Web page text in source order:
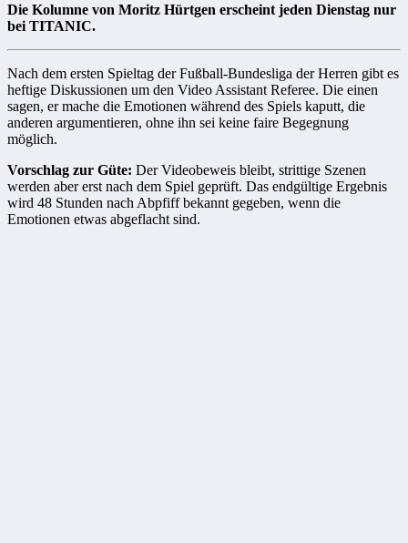
Die Kolumne von Moritz Hürtgen erscheint jeden Dienstag nur
bei TITANIC.
Nach dem ersten Spieltag der Fußball-Bundesliga der Herren gibt es
heftige Diskussionen um den Video Assistant Referee. Die einen
sagen, er mache die Emotionen während des Spiels kaputt, die
anderen argumentieren, ohne ihn sei keine faire Begegnung
möglich.
Vorschlag zur Güte: Der Videobeweis bleibt, strittige Szenen
werden aber erst nach dem Spiel geprüft. Das endgültige Ergebnis
wird 48 Stunden nach Abpfiff bekannt gegeben, wenn die
Emotionen etwas abgeflacht sind.